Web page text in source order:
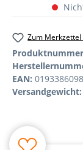
Zum
EAN:
Versandgewicht: